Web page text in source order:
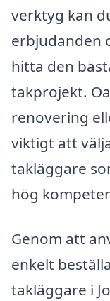
verktyg kan
erbjudanden
hitta den
takprojekt.
renovering
viktigt att
takläggare
hög
Genom att
enkelt
takläggare i